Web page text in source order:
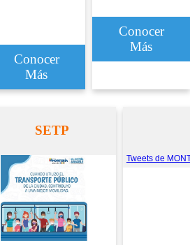
Conocer
Más
Conocer
Más
SETP
Tweets de